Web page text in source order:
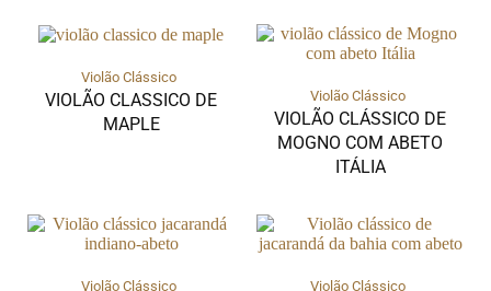
Violão Clássico
VIOLÃO CLASSICO DE
MAPLE
Violão Clássico
VIOLÃO CLÁSSICO DE
MOGNO COM ABETO
ITÁLIA
Violão Clássico Violão Clássico